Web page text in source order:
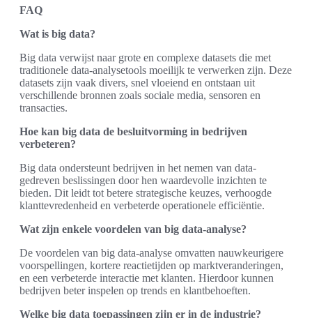
FAQ
Wat is big data?
Big data verwijst naar grote en complexe datasets die met
traditionele data-analysetools moeilijk te verwerken zijn. Deze
datasets zijn vaak divers, snel vloeiend en ontstaan uit
verschillende bronnen zoals sociale media, sensoren en
transacties.
Hoe kan big data de besluitvorming in bedrijven
verbeteren?
Big data ondersteunt bedrijven in het nemen van data-
gedreven beslissingen door hen waardevolle inzichten te
bieden. Dit leidt tot betere strategische keuzes, verhoogde
klanttevredenheid en verbeterde operationele efficiëntie.
Wat zijn enkele voordelen van big data-analyse?
De voordelen van big data-analyse omvatten nauwkeurigere
voorspellingen, kortere reactietijden op marktveranderingen,
en een verbeterde interactie met klanten. Hierdoor kunnen
bedrijven beter inspelen op trends en klantbehoeften.
Welke big data toepassingen zijn er in de industrie?